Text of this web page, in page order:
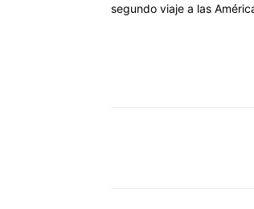
segundo viaje a las